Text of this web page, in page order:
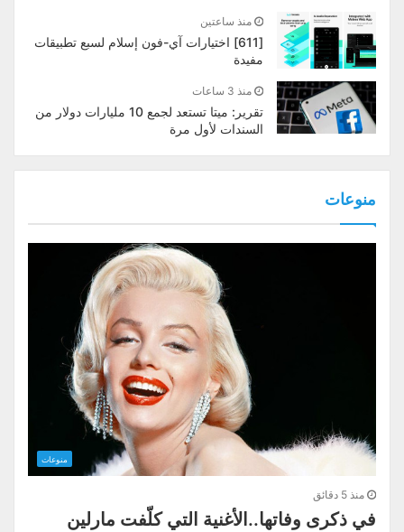
منذ ساعتين
[611] اختيارات آي-فون إسلام لسبع تطبيقات
مفيدة
منذ 3 ساعات
تقرير: ميتا تستعد لجمع 10 مليارات دولار من
السندات لأول مرة
منوعات
منوعات
منذ 5 دقائق
في ذكرى وفاتها..الأغنية التي كلّفت مارلين